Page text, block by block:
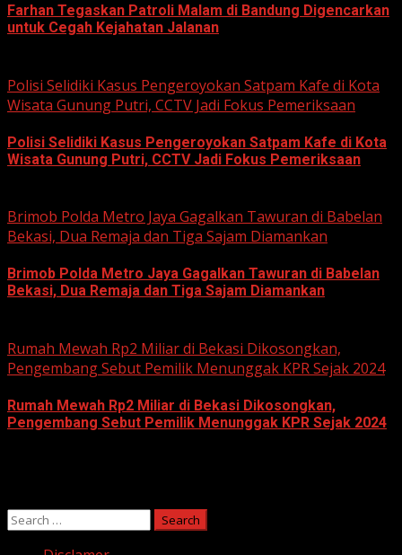
Farhan Tegaskan Patroli Malam di Bandung Digencarkan
untuk Cegah Kejahatan Jalanan
Polisi Selidiki Kasus Pengeroyokan Satpam Kafe di Kota
Wisata Gunung Putri, CCTV Jadi Fokus Pemeriksaan
Polisi Selidiki Kasus Pengeroyokan Satpam Kafe di Kota
Wisata Gunung Putri, CCTV Jadi Fokus Pemeriksaan
Brimob Polda Metro Jaya Gagalkan Tawuran di Babelan
Bekasi, Dua Remaja dan Tiga Sajam Diamankan
Brimob Polda Metro Jaya Gagalkan Tawuran di Babelan
Bekasi, Dua Remaja dan Tiga Sajam Diamankan
Rumah Mewah Rp2 Miliar di Bekasi Dikosongkan,
Pengembang Sebut Pemilik Menunggak KPR Sejak 2024
Rumah Mewah Rp2 Miliar di Bekasi Dikosongkan,
Pengembang Sebut Pemilik Menunggak KPR Sejak 2024
Search